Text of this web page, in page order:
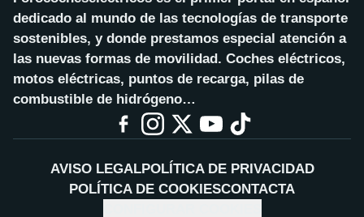
dedicado al mundo de las tecnologías de transporte
sostenibles, y donde prestamos especial atención a
las nuevas formas de movilidad. Coches eléctricos,
motos eléctricas, puntos de recarga, pilas de
combustible de hidrógeno…
AVISO LEGALPOLÍTICA DE PRIVACIDAD
POLÍTICA DE COOKIESCONTACTA